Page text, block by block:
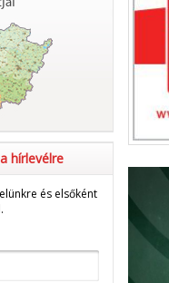
hírlevélre
és elsőként